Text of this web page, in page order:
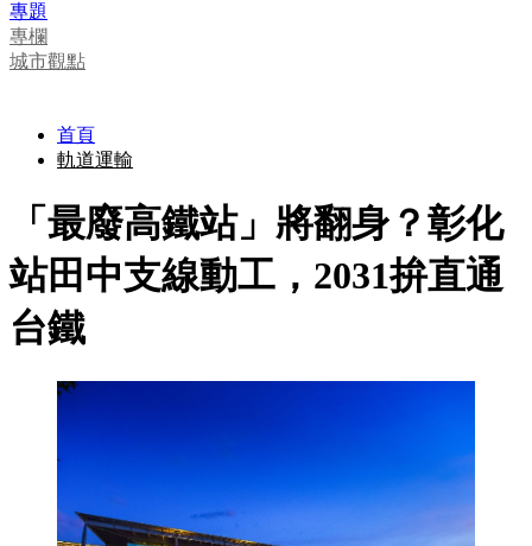
專題
專欄
城市觀點
首頁
軌道運輸
「最廢高鐵站」將翻身？彰化
站田中支線動工，2031拚直通
台鐵